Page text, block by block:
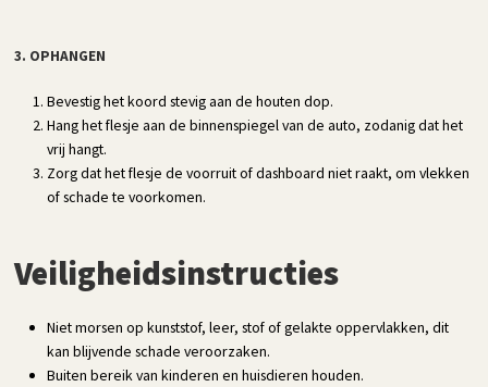
3. OPHANGEN
Bevestig het koord stevig aan de houten dop.
Hang het flesje aan de binnenspiegel van de auto, zodanig dat het
vrij hangt.
Zorg dat het flesje de voorruit of dashboard niet raakt, om vlekken
of schade te voorkomen.
Veiligheidsinstructies
Niet morsen op kunststof, leer, stof of gelakte oppervlakken, dit
kan blijvende schade veroorzaken.
Buiten bereik van kinderen en huisdieren houden.